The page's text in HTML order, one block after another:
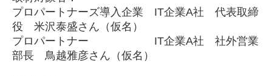
プロパートナーズ導入企業 IT企業A社 代表取締
役 米沢泰盛さん（仮名）
プロパートナー IT企業A社 社外営業
部長 鳥越雅彦さん（仮名）